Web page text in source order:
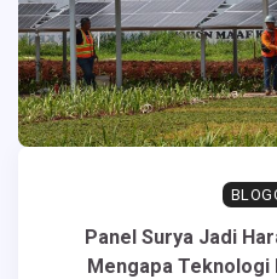
Panel Surya Jadi
Mengapa Teknologi